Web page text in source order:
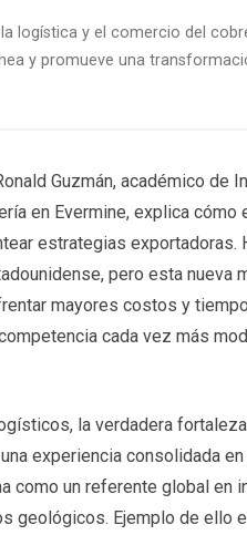
logística y el comercio del
y promueve una
Guzmán, académico de
en Evermine, explica cómo
estrategias exportadoras.
pero esta nueva
mayores costos y
cada vez más
la verdadera
experiencia consolidada
como un referente global en
geológicos. Ejemplo de ello